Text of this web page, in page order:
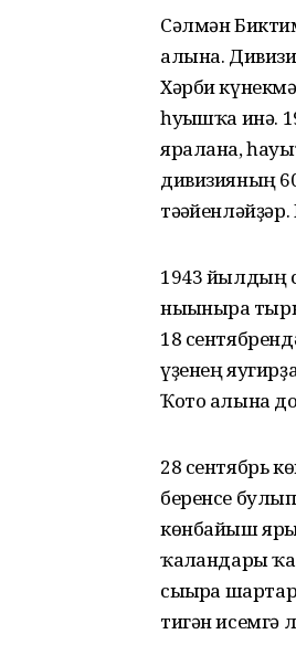
Сәлмән
алына.
Хәрби
һуғышҡа инә.
яралана,
дивизияның
1943 йылдың
нығынырға
18
үҙенең
Ҡото алынға
28 сентябрь
беренсе
көнбайыш
ҡалғандары
сығырға
тигән исемгә